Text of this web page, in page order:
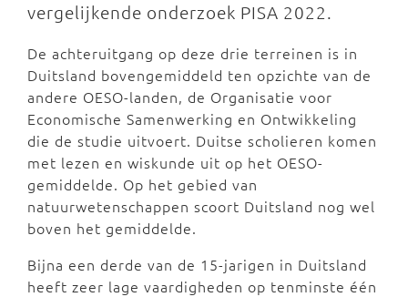
vergelijkende onderzoek PISA 2022.
De achteruitgang op deze drie terreinen is in
Duitsland bovengemiddeld ten opzichte van de
andere OESO-landen, de Organisatie voor
Economische Samenwerking en Ontwikkeling
die de studie uitvoert. Duitse scholieren komen
met lezen en wiskunde uit op het OESO-
gemiddelde. Op het gebied van
natuurwetenschappen scoort Duitsland nog wel
boven het gemiddelde.
Bijna een derde van de 15-jarigen in Duitsland
heeft zeer lage vaardigheden op tenminste één